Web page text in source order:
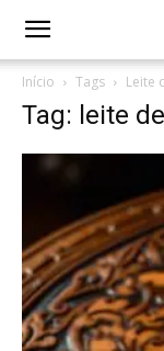
Início Tags Leite
Tag: leite